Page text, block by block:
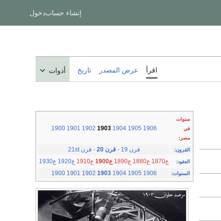
إنشاء حسابدخول
اقرأ عرض المصدر تاريخ أدوات
سنوات
في
مصر :
1900 1901 1902 1903 1904 1905 1906
القرون: قرن 19 ·قرن 20 · قرن 21st
العقود: ع1870 ع1880 ع1890 ع1900 ع1910 ع1920 ع1930
السنوات:
1900 1901 1902 1903 1904 1905 1906